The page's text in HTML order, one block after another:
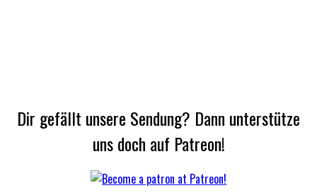
Dir gefällt unsere Sendung? Dann unterstütze
uns doch auf Patreon!